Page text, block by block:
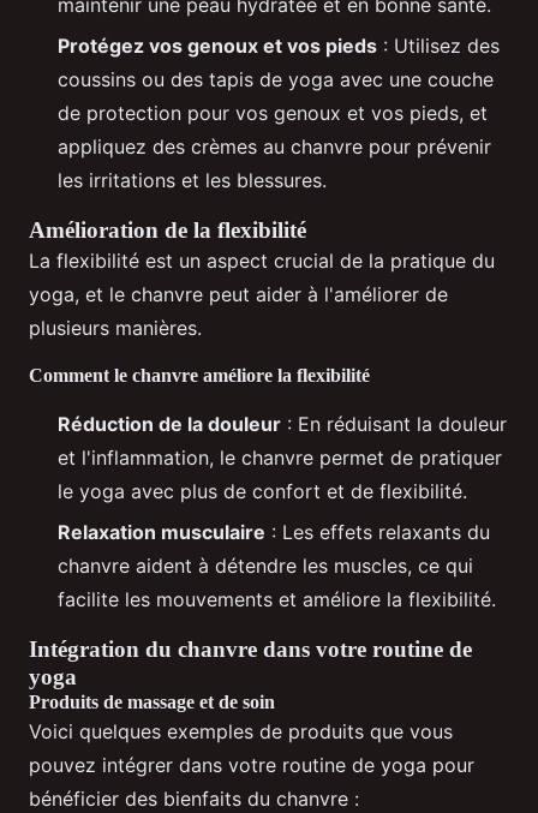
Protégez vos genoux et vos pieds : Utilisez des
coussins ou des tapis de yoga avec une couche
de protection pour vos genoux et vos pieds, et
appliquez des crèmes au chanvre pour prévenir
les irritations et les blessures.
Amélioration de la flexibilité
La flexibilité est un aspect crucial de la pratique du
yoga, et le chanvre peut aider à l'améliorer de
plusieurs manières.
Comment le chanvre améliore la flexibilité
Réduction de la douleur : En réduisant la douleur
et l'inflammation, le chanvre permet de pratiquer
le yoga avec plus de confort et de flexibilité.
Relaxation musculaire : Les effets relaxants du
chanvre aident à détendre les muscles, ce qui
facilite les mouvements et améliore la flexibilité.
Intégration du chanvre dans votre routine de
yoga
Produits de massage et de soin
Voici quelques exemples de produits que vous
pouvez intégrer dans votre routine de yoga pour
bénéficier des bienfaits du chanvre :